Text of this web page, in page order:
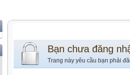
Bạn chưa đăng
Trang này yêu cầu bạn phải